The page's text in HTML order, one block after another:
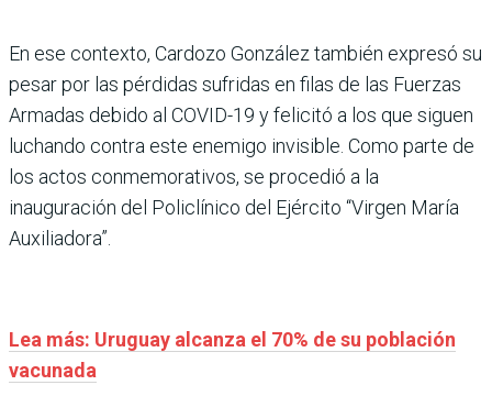
En ese contexto, Cardozo González también expresó su
pesar por las pérdidas sufridas en filas de las Fuerzas
Armadas debido al COVID-19 y felicitó a los que siguen
luchando contra este enemigo invisible. Como parte de
los actos conmemorativos, se procedió a la
inauguración del Policlínico del Ejército “Virgen María
Auxiliadora”.
Lea más: Uruguay alcanza el 70% de su población
vacunada